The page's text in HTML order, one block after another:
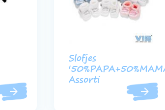
Slofjes
Assorti